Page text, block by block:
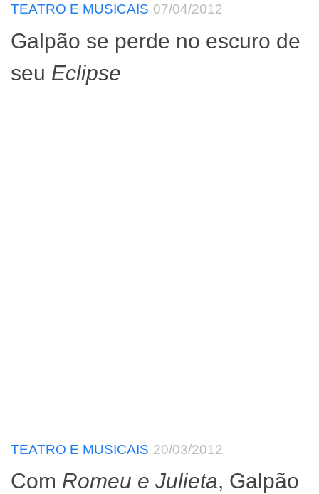
TEATRO E MUSICAIS 07/04/2012
Galpão se perde no escuro de
seu Eclipse
TEATRO E MUSICAIS 20/03/2012
Com Romeu e Julieta, Galpão